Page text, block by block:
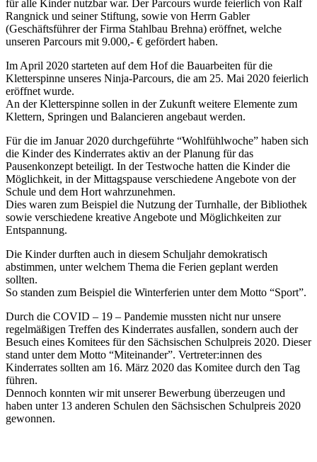
für alle Kinder nutzbar war. Der Parcours wurde feierlich von Ralf
Rangnick und seiner Stiftung, sowie von Herrn Gabler
(Geschäftsführer der Firma Stahlbau Brehna) eröffnet, welche
unseren Parcours mit 9.000,- € gefördert haben.
Im April 2020 starteten auf dem Hof die Bauarbeiten für die
Kletterspinne unseres Ninja-Parcours, die am 25. Mai 2020 feierlich
eröffnet wurde.
An der Kletterspinne sollen in der Zukunft weitere Elemente zum
Klettern, Springen und Balancieren angebaut werden.
Für die im Januar 2020 durchgeführte “Wohlfühlwoche” haben sich
die Kinder des Kinderrates aktiv an der Planung für das
Pausenkonzept beteiligt. In der Testwoche hatten die Kinder die
Möglichkeit, in der Mittagspause verschiedene Angebote von der
Schule und dem Hort wahrzunehmen.
Dies waren zum Beispiel die Nutzung der Turnhalle, der Bibliothek
sowie verschiedene kreative Angebote und Möglichkeiten zur
Entspannung.
Die Kinder durften auch in diesem Schuljahr demokratisch
abstimmen, unter welchem Thema die Ferien geplant werden
sollten.
So standen zum Beispiel die Winterferien unter dem Motto “Sport”.
Durch die COVID – 19 – Pandemie mussten nicht nur unsere
regelmäßigen Treffen des Kinderrates ausfallen, sondern auch der
Besuch eines Komitees für den Sächsischen Schulpreis 2020. Dieser
stand unter dem Motto “Miteinander”. Vertreter:innen des
Kinderrates sollten am 16. März 2020 das Komitee durch den Tag
führen.
Dennoch konnten wir mit unserer Bewerbung überzeugen und
haben unter 13 anderen Schulen den Sächsischen Schulpreis 2020
gewonnen.